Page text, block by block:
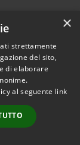
• Comune di
• Powered by
•
Accesso
×
strettamente
del sito,
di elaborare
al seguente link